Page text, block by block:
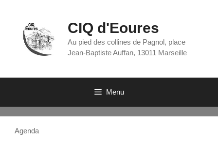
CIQ d'Eoures
Au pied des collines de Pagnol, place
Jean-Baptiste Auffan, 13011 Marseille
Menu
Agenda